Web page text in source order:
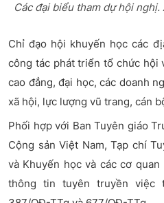
Các đại biểu tham dự hội nghị.
Chỉ đạo hội khuyến học các
công tác phát triển tổ chức hội
cao đẳng, đại học, các doanh
xã hội, lực lượng vũ trang, cán
Phối hợp với Ban Tuyên giáo
Cộng sản Việt Nam, Tạp chí
và Khuyến học và các cơ
thông tin tuyên truyền việc